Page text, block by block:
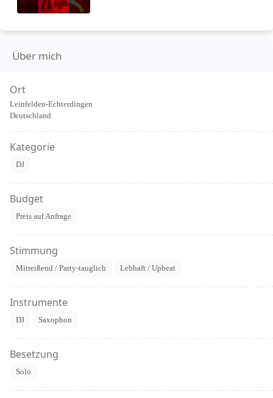
Über mich
Ort
Leinfelden-Echterdingen
Deutschland
Kategorie
DJ
Budget
Preis auf Anfrage
Stimmung
Mitreißend / Party-tauglich Lebhaft / Upbeat
Instrumente
DJ Saxophon
Besetzung
Solo